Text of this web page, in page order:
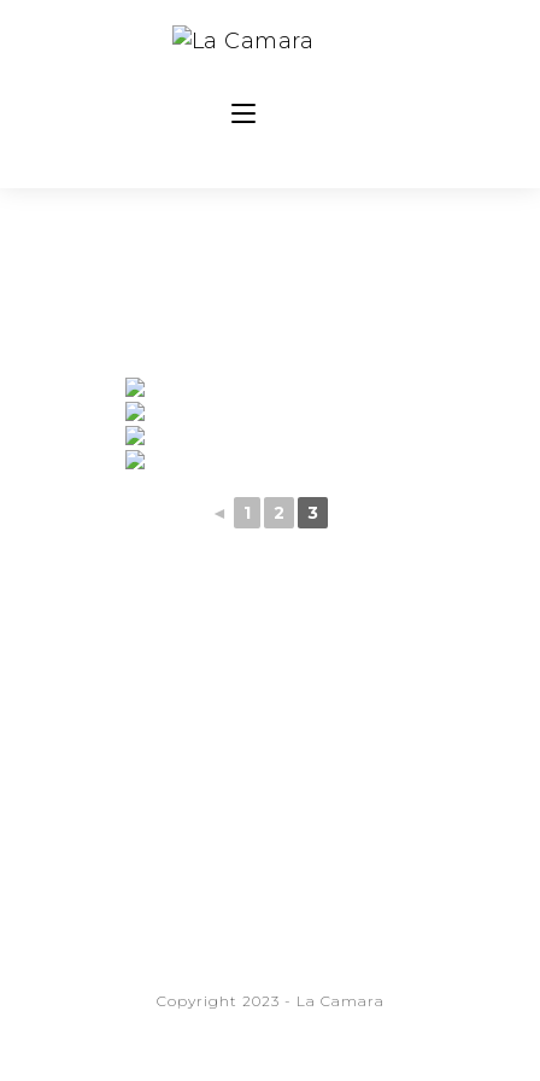
◄ 1 2 3
Copyright 2023 - La Camara